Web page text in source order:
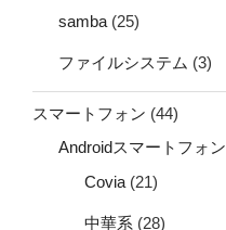
samba (25)
ファイルシステム (3)
スマートフォン (44)
Androidスマートフォン
Covia (21)
中華系 (28)